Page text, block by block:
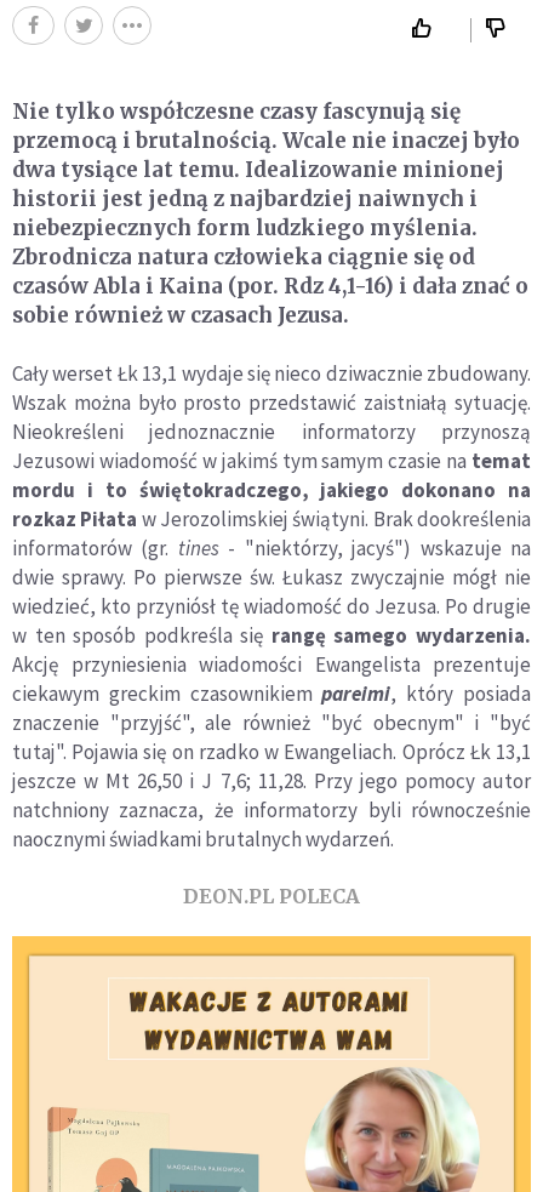
Nie tylko współczesne czasy fascynują się
przemocą i brutalnością. Wcale nie inaczej było
dwa tysiące lat temu. Idealizowanie minionej
historii jest jedną z najbardziej naiwnych i
niebezpiecznych form ludzkiego myślenia.
Zbrodnicza natura człowieka ciągnie się od
czasów Abla i Kaina (por. Rdz 4,1-16) i dała znać o
sobie również w czasach Jezusa.
Cały werset Łk 13,1 wydaje się nieco dziwacznie zbudowany.
Wszak można było prosto przedstawić zaistniałą sytuację.
Nieokreśleni jednoznacznie informatorzy przynoszą
Jezusowi wiadomość w jakimś tym samym czasie na temat
mordu i to świętokradczego, jakiego dokonano na
rozkaz Piłata w Jerozolimskiej świątyni. Brak dookreślenia
informatorów (gr. tines- "niektórzy, jacyś") wskazuje na
dwie sprawy. Po pierwsze św. Łukasz zwyczajnie mógł nie
wiedzieć, kto przyniósł tę wiadomość do Jezusa. Po drugie
w ten sposób podkreśla się rangę samego wydarzenia.
Akcję przyniesienia wiadomości Ewangelista prezentuje
ciekawym greckim czasownikiempareimi, który posiada
znaczenie "przyjść", ale również "być obecnym" i "być
tutaj". Pojawia się on rzadko w Ewangeliach. Oprócz Łk 13,1
jeszcze w Mt 26,50 i J 7,6; 11,28. Przy jego pomocy autor
natchniony zaznacza, że informatorzy byli równocześnie
naocznymi świadkami brutalnych wydarzeń.
DEON.PL POLECA